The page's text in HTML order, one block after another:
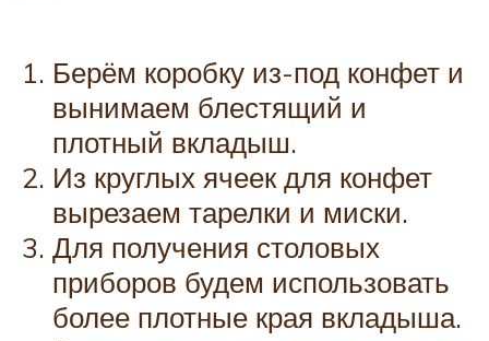
Берём коробку из-под конфет и
вынимаем блестящий и
плотный вкладыш.
Из круглых ячеек для конфет
вырезаем тарелки и миски.
Для получения столовых
приборов будем использовать
более плотные края вкладыша.